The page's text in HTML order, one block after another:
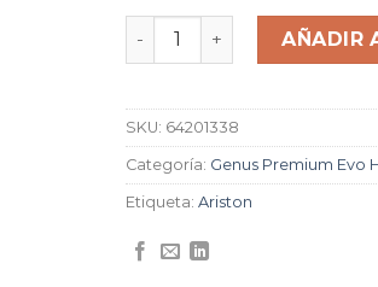
AÑADIR
SKU: 64201338
Categoría: Genus Premium Evo
Etiqueta: Ariston